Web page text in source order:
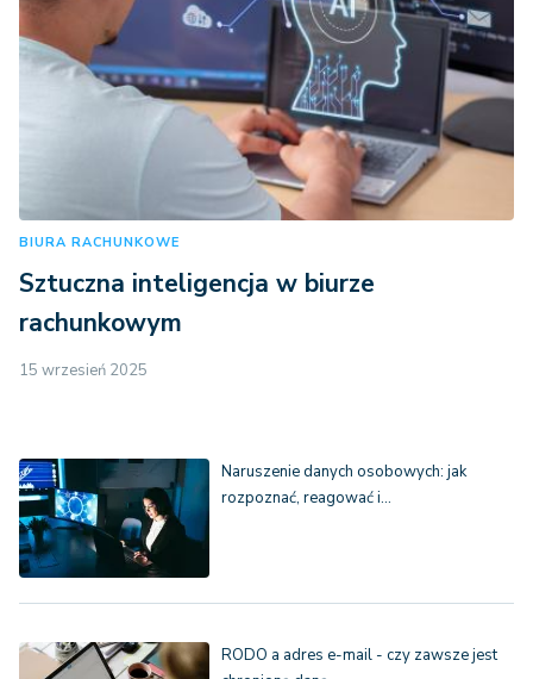
BIURA RACHUNKOWE
Sztuczna inteligencja w biurze
rachunkowym
15 wrzesień 2025
Naruszenie danych osobowych: jak
rozpoznać, reagować i…
RODO a adres e-mail - czy zawsze jest